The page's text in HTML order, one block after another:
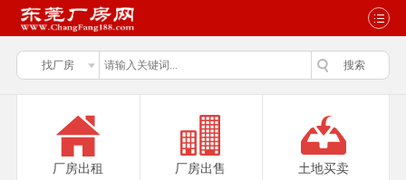
厂房出租 厂房出售 土地买卖